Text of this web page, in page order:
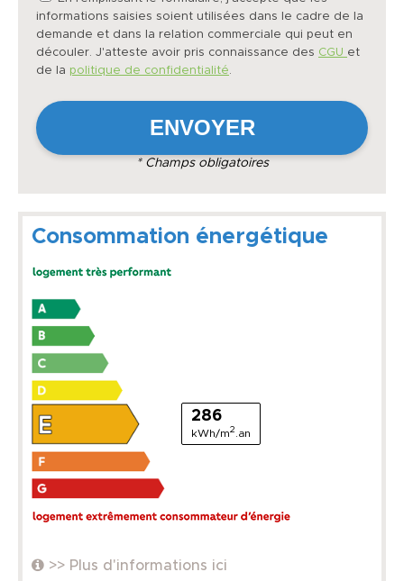
informations saisies soient utilisées dans le cadre de la
demande et dans la relation commerciale qui peut en
découler. J'atteste avoir pris connaissance des CGU et
de la politique de confidentialité.
* Champs obligatoires
Consommation énergétique
286
kWh/m2 .an
>> Plus d'informations ici